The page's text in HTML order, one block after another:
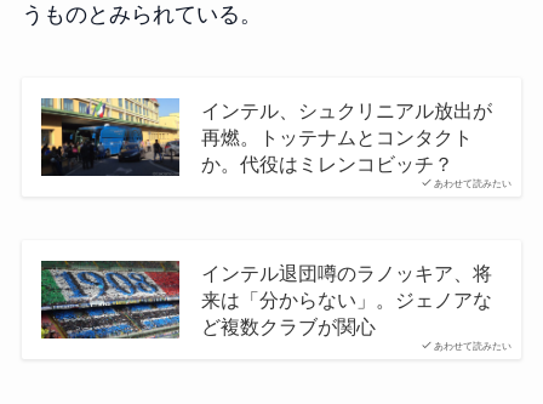
うものとみられている。
あわせて読みたい
インテル、シュクリニアル放出が
再燃。トッテナムとコンタクト
か。代役はミレンコビッチ？
あわせて読みたい
インテル退団噂のラノッキア、将
来は「分からない」。ジェノアな
ど複数クラブが関心